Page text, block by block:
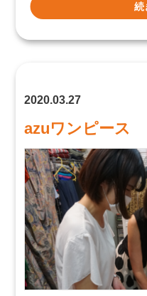
続
2020.03.27
azuワンピース